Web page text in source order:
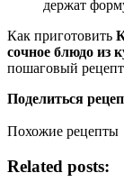
держат
Как приготовить
сочное блюдо из
пошаговый
Поделиться
Похожие рецепты
Related posts: